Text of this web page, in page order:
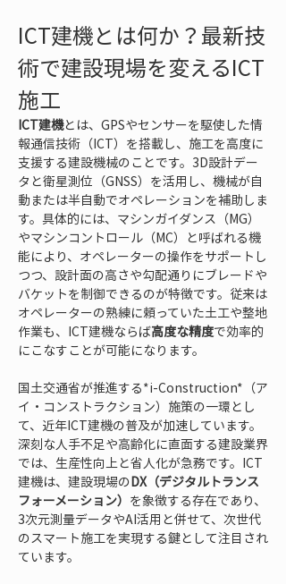
ICT建機とは何か？最新技
術で建設現場を変えるICT
施工
ICT建機とは、GPSやセンサーを駆使した情
報通信技術（ICT）を搭載し、施工を高度に
支援する建設機械のことです。3D設計デー
タと衛星測位（GNSS）を活用し、機械が自
動または半自動でオペレーションを補助しま
す。具体的には、マシンガイダンス（MG）
やマシンコントロール（MC）と呼ばれる機
能により、オペレーターの操作をサポートし
つつ、設計面の高さや勾配通りにブレードや
バケットを制御できるのが特徴です。従来は
オペレーターの熟練に頼っていた土工や整地
作業も、ICT建機ならば高度な精度で効率的
にこなすことが可能になります。
国土交通省が推進する*i-Construction*（ア
イ・コンストラクション）施策の一環とし
て、近年ICT建機の普及が加速しています。
深刻な人手不足や高齢化に直面する建設業界
では、生産性向上と省人化が急務です。ICT
建機は、建設現場のDX（デジタルトランス
フォーメーション） を象徴する存在であり、
3次元測量データやAI活用と併せて、次世代
のスマート施工を実現する鍵として注目され
ています。